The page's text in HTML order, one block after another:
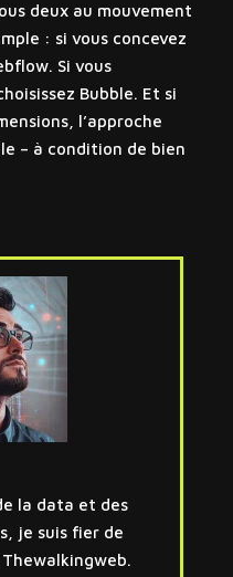
deux au mouvement
: si vous concevez
Si vous
Bubble. Et si
l’approche
– à condition de bien
la data et des
je suis fier de